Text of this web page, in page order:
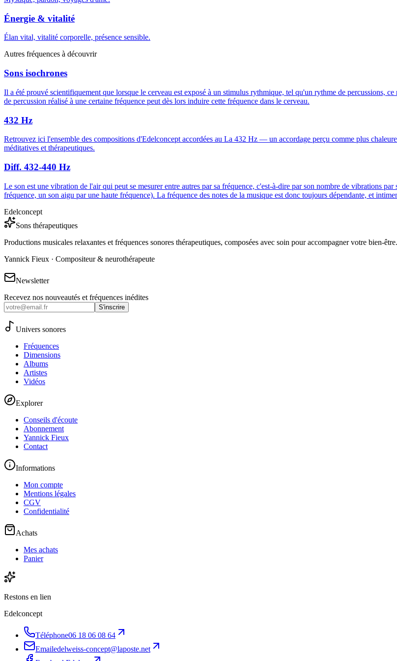
Énergie & vitalité
Élan vital, vitalité corporelle, présence sensible.
Autres fréquences à découvrir
Sons isochrones
Il a été prouvé scientifiquement que lorsque le cerveau est exposé à un stimulus rythmique, tel qu'un rythme de percussions,
de percussion réalisé à une certaine fréquence peut dès lors induire cette fréquence dans le cerveau.
432 Hz
Retrouvez ici l'ensemble des compositions d'Edelconcept accordées au La 432 Hz — un accordage perçu comme plus
méditatives et thérapeutiques.
Diff. 432-440 Hz
Le son est une vibration de l'air qui peut se mesurer entre autres par sa fréquence, c'est-à-dire par son nombre de vibrations
fréquence, un son aigu par une haute fréquence). La fréquence des notes de la musique est donc toujours dépendante, et
Edelconcept
Sons thérapeutiques
Productions musicales relaxantes et fréquences sonores thérapeutiques, composées avec soin pour accompagner votre bien-être.
Yannick Fieux · Compositeur & neurothérapeute
Newsletter
Recevez nos nouveautés et fréquences inédites
S'inscrire
Univers sonores
Fréquences
Dimensions
Albums
Artistes
Vidéos
Explorer
Conseils d'écoute
Abonnement
Yannick Fieux
Contact
Informations
Mon compte
Mentions légales
CGV
Confidentialité
Achats
Mes achats
Panier
Restons en lien
Edelconcept
Téléphone06 18 06 08 64
Emailedelweiss-concept@laposte.net